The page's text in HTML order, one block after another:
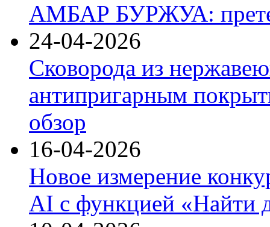
АМБАР БУРЖУА:
24-04-2026
Сковорода из
антипригарным
обзор
16-04-2026
Новое измерение
AI с функцией «Найти